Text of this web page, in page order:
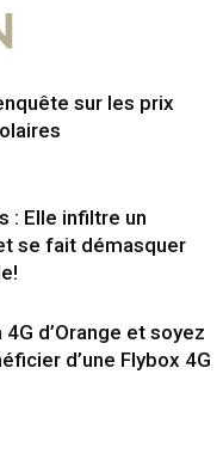
sur les prix
: Elle infiltre un
se fait démasquer
d’Orange et soyez
d’une Flybox 4G